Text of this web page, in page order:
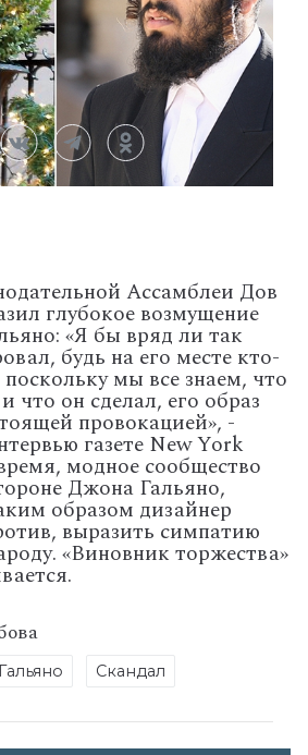
Ассамблеи Дов
глубокое возмущение
«Я бы вряд ли так
будь на его месте кто-
мы все знаем, что
что он сделал, его образ
провокацией», -
газете New York
модное сообщество
Джона Гальяно,
образом дизайнер
выразить симпатию
«Виновник торжества»
Скандал